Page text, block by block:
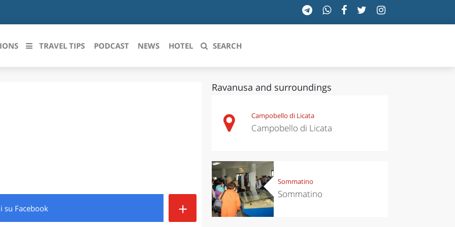
ROMAGNA PIEMONTE
TOSCANA
UMBRIA
VALLE D'AOSTA
VENETO
TRAVEL TIPS PODCAST NEWS HOTEL SEARCH
su Facebook +
Ravanusa and surroundings
Campobello di Licata
Campobello di Licata
Sommatino
Sommatino